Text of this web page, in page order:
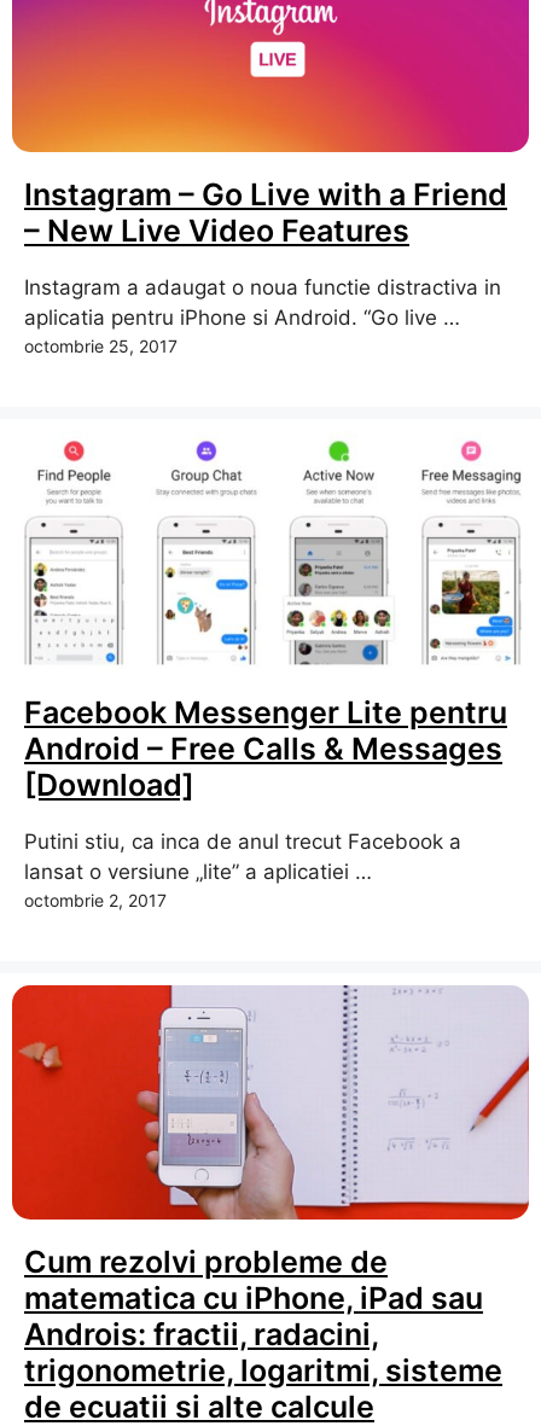
Instagram – Go Live with a Friend
– New Live Video Features
Instagram a adaugat o noua functie distractiva in
aplicatia pentru iPhone si Android. “Go live …
octombrie 25, 2017
Facebook Messenger Lite pentru
Android – Free Calls & Messages
[Download]
Putini stiu, ca inca de anul trecut Facebook a
lansat o versiune „lite” a aplicatiei …
octombrie 2, 2017
Cum rezolvi probleme de
matematica cu iPhone, iPad sau
Androis: fractii, radacini,
trigonometrie, logaritmi, sisteme
de ecuatii si alte calcule